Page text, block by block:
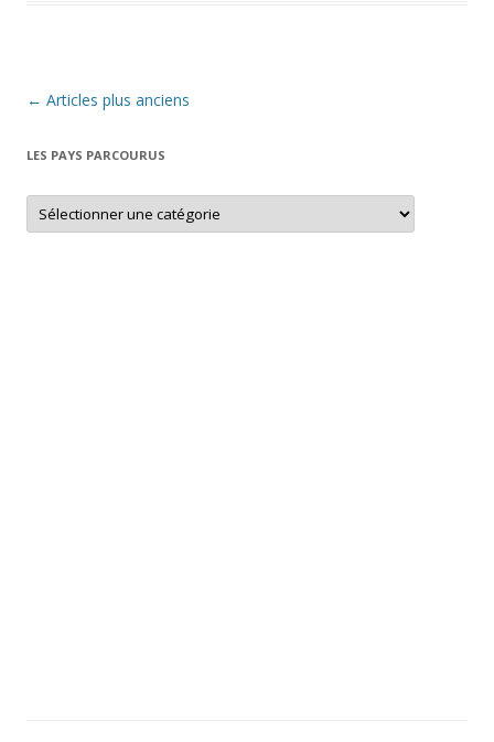
Navigation
articles
← Articles plus anciens
LES PAYS PARCOURUS
L
s